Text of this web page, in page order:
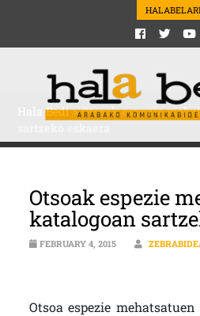
Hala Bedi>Otsoak espezie
Otsoak espezie
katalogoan
FEBRUARY 4, 2015
Otsoa espezie